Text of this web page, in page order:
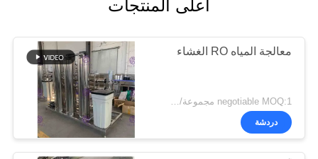
أعلى المنتجات
معالجة المياه RO الغشاء
negotiable MOQ:1 مجموعة/pcs
دردشة